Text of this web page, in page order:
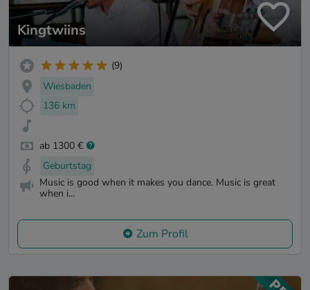
Kingtwiins
(9)
Wiesbaden
136 km
ab 1300 €
Geburtstag
Music is good when it makes you dance. Music is great
when i...
Zum Profil